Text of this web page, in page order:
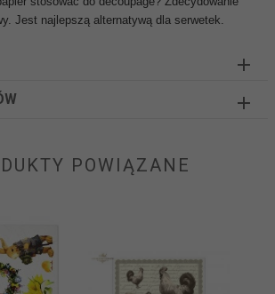
Jest najlepszą alternatywą dla serwetek.
POWIĄZANE